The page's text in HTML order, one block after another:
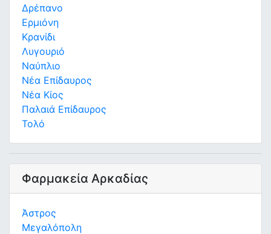
Δρέπανο
Ερμιόνη
Κρανίδι
Λυγουριό
Ναύπλιο
Νέα Επίδαυρος
Νέα Κίος
Παλαιά Επίδαυρος
Τολό
Φαρμακεία Αρκαδίας
Άστρος
Μεγαλόπολη